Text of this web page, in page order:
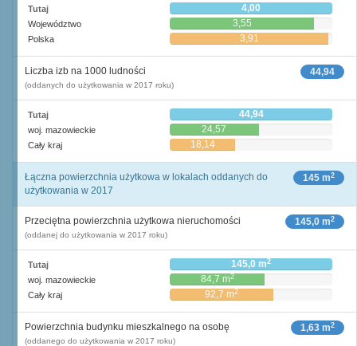
Tutaj 4,00
Województwo 3,55
Polska 3,91
44,94
Liczba izb na 1000 ludności
(oddanych do użytkowania w 2017 roku)
Tutaj 44,94
woj. mazowieckie 24,57
Cały kraj 18,14
145 m2
Łączna powierzchnia użytkowa w lokalach oddanych do
użytkowania w 2017
145,0 m2
Przeciętna powierzchnia użytkowa nieruchomości
(oddanej do użytkowania w 2017 roku)
Tutaj 145,0 m2
woj. mazowieckie 84,7 m2
Cały kraj 92,7 m2
1,63 m2
Powierzchnia budynku mieszkalnego na osobę
(oddanego do użytkowania w 2017 roku)